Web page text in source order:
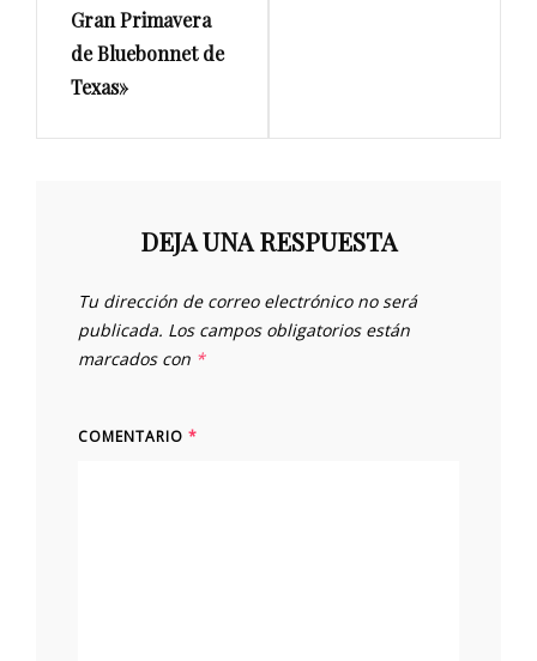
Gran Primavera
de Bluebonnet de
Texas»
DEJA UNA RESPUESTA
Tu dirección de correo electrónico no será
publicada. Los campos obligatorios están
marcados con *
COMENTARIO *